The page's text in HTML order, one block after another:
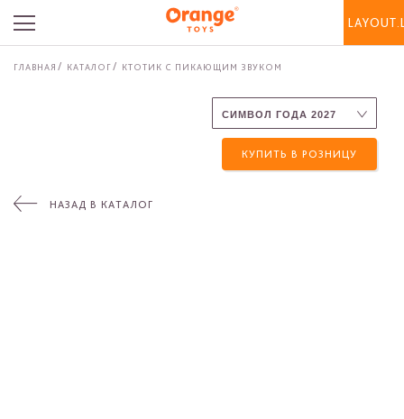
ГЛАВНАЯ КАТАЛОГ КТОТИК С ПИКАЮЩИМ ЗВУКОМ
КУПИТЬ В РОЗНИЦУ
НАЗАД В КАТАЛОГ